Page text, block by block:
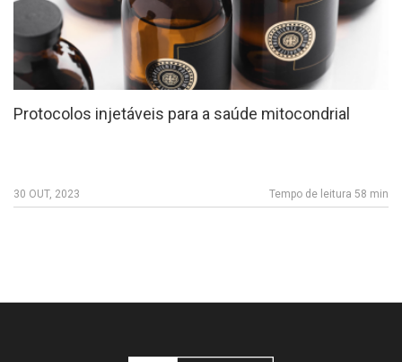
Protocolos injetáveis para a saúde mitocondrial
30 OUT, 2023 Tempo de leitura 58 min